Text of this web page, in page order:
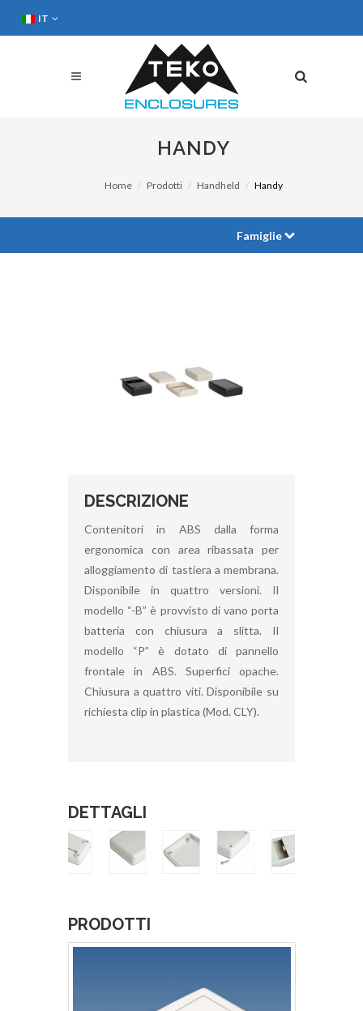
IT
HANDY
Home Prodotti Handheld Handy
Famiglie
DESCRIZIONE
Contenitori in ABS dalla forma
ergonomica con area ribassata per
alloggiamento di tastiera a membrana.
Disponibile in quattro versioni. Il
modello “-B” è provvisto di vano porta
batteria con chiusura a slitta. Il
modello “P” è dotato di pannello
frontale in ABS. Superfici opache.
Chiusura a quattro viti. Disponibile su
richiesta clip in plastica (Mod. CLY).
DETTAGLI
PRODOTTI